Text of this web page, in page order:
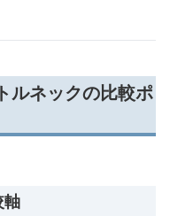
ルネックの比較ポ
軸